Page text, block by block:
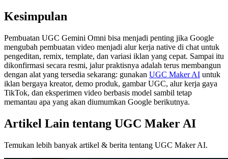
Kesimpulan
Pembuatan UGC Gemini Omni bisa menjadi penting jika Google
mengubah pembuatan video menjadi alur kerja native di chat untuk
pengeditan, remix, template, dan variasi iklan yang cepat. Sampai itu
dikonfirmasi secara resmi, jalur praktisnya adalah terus membangun
dengan alat yang tersedia sekarang: gunakan UGC Maker AI untuk
iklan bergaya kreator, demo produk, gambar UGC, alur kerja gaya
TikTok, dan eksperimen video berbasis model sambil tetap
memantau apa yang akan diumumkan Google berikutnya.
Artikel Lain tentang UGC Maker AI
Temukan lebih banyak artikel & berita tentang UGC Maker AI.